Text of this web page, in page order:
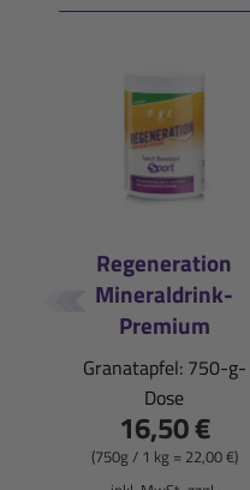
Regeneration
Mineraldrink-
Premium
Granatapfel: 750-g-
Dose
16,50 €
(750g / 1 kg = 22,00 €)